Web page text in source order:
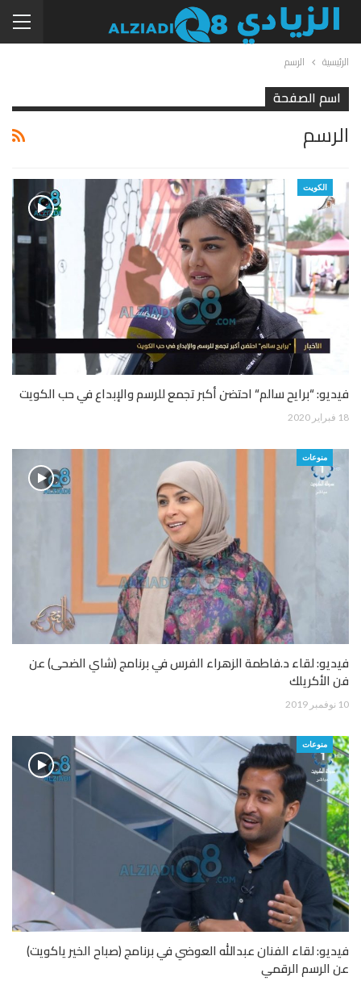
الرئيسية الرسم
اسم الصفحة
الرسم
الكويت
فيديو: “برايح سالم“ احتضن أكبر تجمع للرسم والإبداع في حب الكويت
18 فبراير 2020
منوعات
فيديو: لقاء د.فاطمة الزهراء الفرس في برنامج (شاي الضحى) عن
فن الأكريلك
10 نوفمبر 2019
منوعات
فيديو: لقاء الفنان عبدالله العوضي في برنامج (صباح الخير ياكويت)
عن الرسم الرقمي